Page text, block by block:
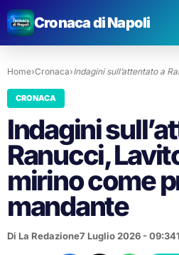
Cronaca di Napoli
Home›Cronaca›Indagini sull’attentato a
CRONACA
Indagini
Ranucci,
mirino come
mandante
Di La Redazione7 Luglio 2026 - 09:34